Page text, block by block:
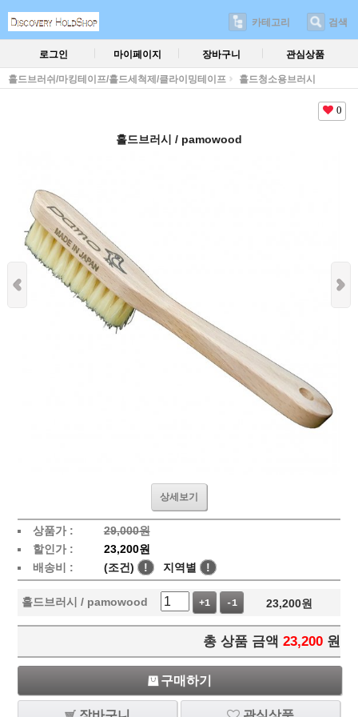
카테고리 검색
로그인 마이페이지 장바구니 관심상품
홀드브러쉬/마킹테이프/홀드세척제/클라이밍테이프 홀드청소용브러시
0
홀드브러시 / pamowood
상세보기
상품가 :
29,000원
할인가 :
23,200원
배송비 :
(조건) ! 지역별 !
홀드브러시 / pamowood +1 -1 23,200원
총 상품 금액 23,200 원
구매하기